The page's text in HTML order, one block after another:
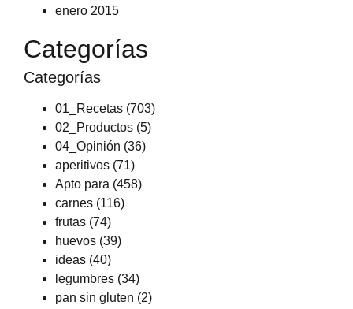
enero 2015
Categorías
Categorías
01_Recetas (703)
02_Productos (5)
04_Opinión (36)
aperitivos (71)
Apto para (458)
carnes (116)
frutas (74)
huevos (39)
ideas (40)
legumbres (34)
pan sin gluten (2)